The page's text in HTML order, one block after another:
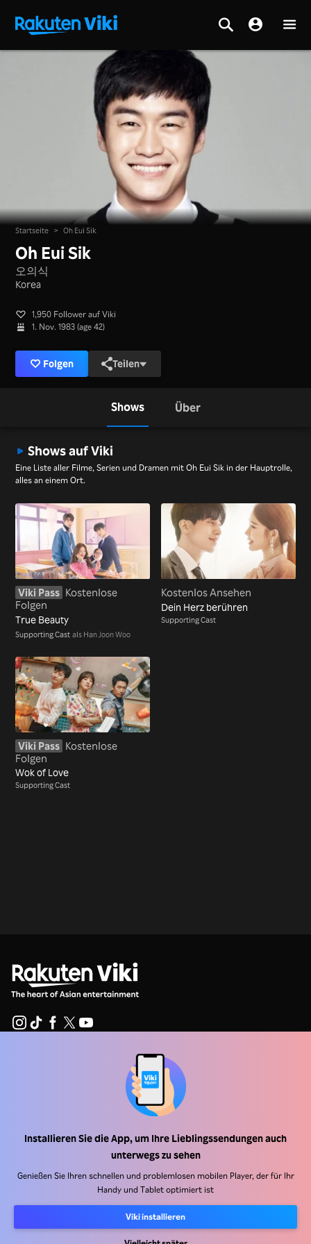
Installieren Sie die App, um Ihre Lieblingssendungen auch
unterwegs zu sehen
Genießen Sie Ihren schnellen und problemlosen mobilen Player, der für Ihr
Handy und Tablet optimiert ist
Viki installieren
Startseite > Oh Eui Sik
Oh Eui Sik
오의식
Korea
1,950 Follower auf Viki
1. Nov. 1983 (age 42)
Folgen Teilen
Shows Über
Shows auf Viki
Eine Liste aller Filme, Serien und Dramen mit Oh Eui Sik in der Hauptrolle,
alles an einem Ort.
Viki Pass Kostenlose
Folgen
True Beauty
Supporting Cast als Han Joon Woo
Kostenlos Ansehen
Dein Herz berühren
Supporting Cast
Viki Pass Kostenlose
Folgen
Wok of Love
Supporting Cast
Arbeiten Sie mit uns zusammen
Nutzungsbedingungen
Datenschutzrichtlinie